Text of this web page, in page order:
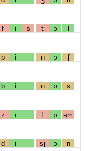
f i s t ɔ l
p i n ɔ ʃ
b i n ɔ s
z i f ɔ ʁm
d i sj ɔ n